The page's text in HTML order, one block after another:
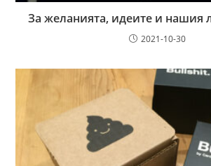
За желанията, идеите и нашия
2021-10-30